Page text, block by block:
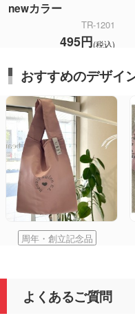
newカラー
TR-1201
495円(税込)
おすすめのデザイ
周年・創立記念品
よくあるご質問